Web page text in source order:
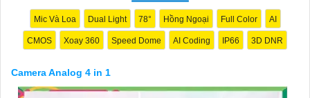
Mic Và Loa Dual Light 78° Hồng Ngoại Full Color AI
CMOS Xoay 360 Speed Dome AI Coding IP66 3D DNR
Camera Analog 4 in 1